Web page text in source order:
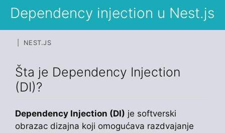
Dependency injection u Nest.js
| NEST.JS
Šta je Dependency Injection
(DI)?
Dependency Injection (DI) je softverski
obrazac dizajna koji omogućava razdvajanje